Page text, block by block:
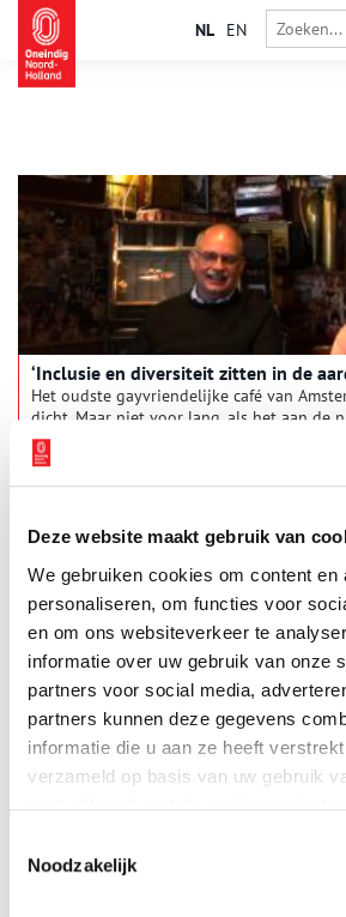
Deze website maakt gebruik van
We gebruiken cookies om content en
personaliseren, om functies voor
en om ons websiteverkeer te
informatie over uw gebruik van onze
partners voor social media,
partners kunnen deze gegevens
informatie die u aan ze heeft
verzameld op basis van uw gebruik
Noodzakelijk
NL EN
‘Inclusie en diversiteit zitten in de
Het oudste gayvriendelijke café van
dicht. Maar niet voor lang, als het aan de
’t Mandje ligt.
Café ’t Mandje
In 1927 nam de 25-jarige Bet van Beeren
van haar oom over en doopte het om tot